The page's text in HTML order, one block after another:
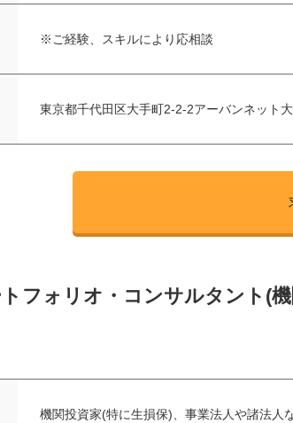
※ご経験、スキルにより応相談
東京都千代田区大手町2-2-2アーバンネット
フォリオ・コンサルタント(
機関投資家(特に生損保)、事業法人や諸法人